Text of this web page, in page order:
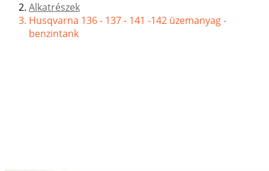
Alkatrészek
Husqvarna 136 - 137 - 141 -142 üzemanyag -
benzintank